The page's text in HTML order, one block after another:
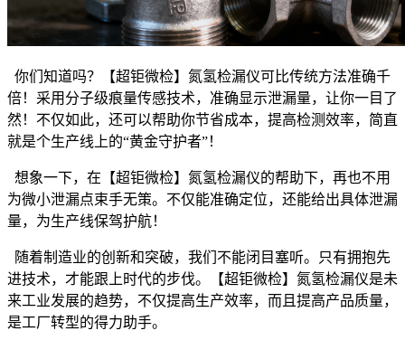
你们知道吗？【超钜微检】氮氢检漏仪可比传统方法准确千
倍！采用分子级痕量传感技术，准确显示泄漏量，让你一目了
然！不仅如此，还可以帮助你节省成本，提高检测效率，简直
就是个生产线上的“黄金守护者”！
想象一下，在【超钜微检】氮氢检漏仪的帮助下，再也不用
为微小泄漏点束手无策。不仅能准确定位，还能给出具体泄漏
量，为生产线保驾护航！
随着制造业的创新和突破，我们不能闭目塞听。只有拥抱先
进技术，才能跟上时代的步伐。【超钜微检】氮氢检漏仪是未
来工业发展的趋势，不仅提高生产效率，而且提高产品质量，
是工厂转型的得力助手。